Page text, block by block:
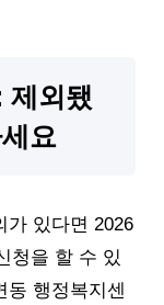
제외됐
요
가 있다면 2026
청을 할 수 있
동 행정복지센